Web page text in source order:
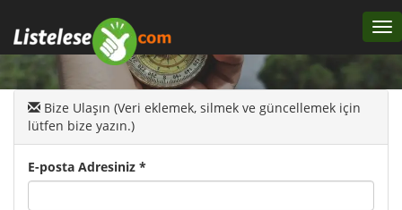
Bize Ulaşın (Veri eklemek, silmek ve güncellemek için
lütfen bize yazın.)
E-posta Adresiniz *